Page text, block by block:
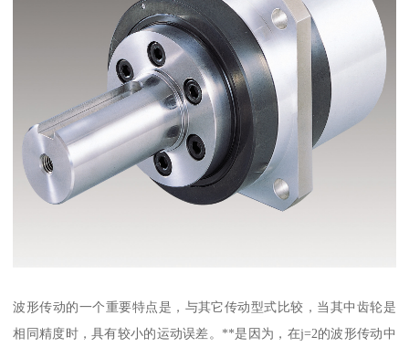
波形传动的一个重要特点是，与其它传动型式比较，当其中齿轮是
相同精度时，具有较小的运动误差。**是因为，在j=2的波形传动中